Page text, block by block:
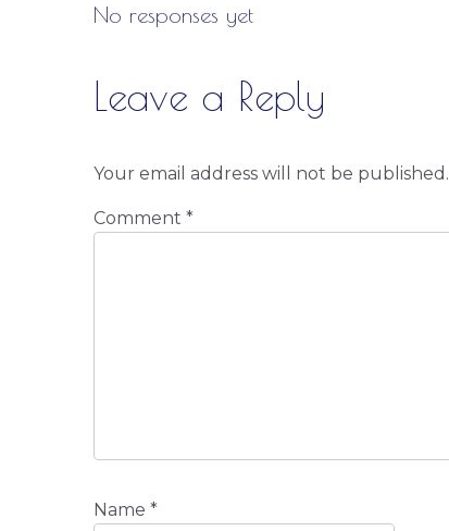
No responses yet
Leave a Reply
Your email address will not be published.
Comment *
Name *